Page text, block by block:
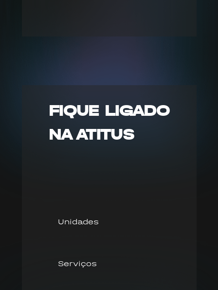
FIQUE LIGADO
NA ATITUS
Unidades
Serviços